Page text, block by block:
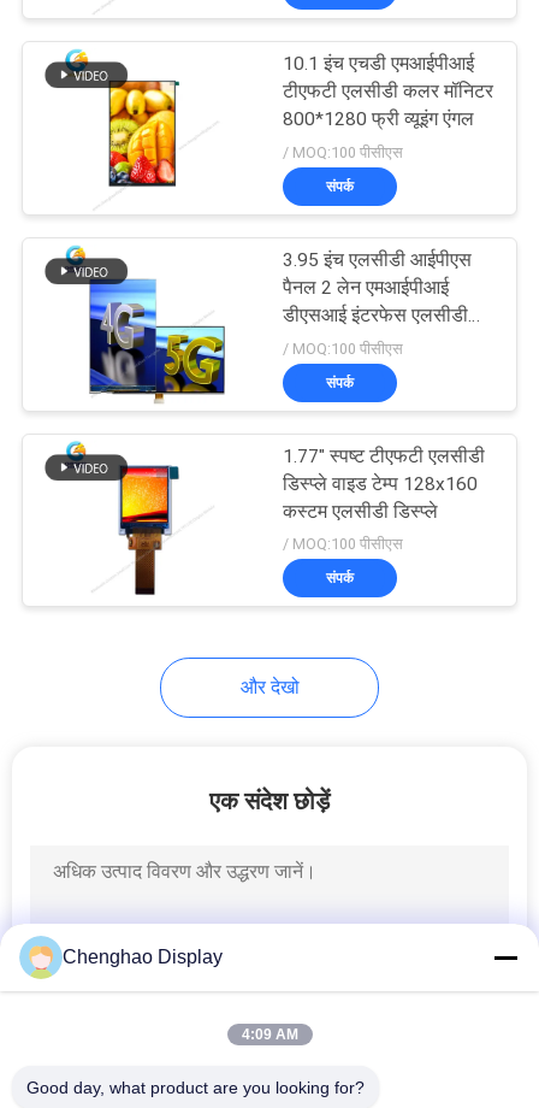
उच्च चमक वाला टीएफटी
डिस्प्ले
13
गोल एलसीडी डिस्प्ले
एचडी टीएफटी डिस्प्ले
औद्योगिक एलसीडी डिस्प्ले
10.1 इंच एचडी एमआईपीआई
टीएफटी एलसीडी कलर मॉनिटर
800*1280 फ्री व्यूइंग एंगल
/ MOQ:100 पीसीएस
संपर्क
3.95 इंच एलसीडी आईपीएस
पैनल 2 लेन एमआईपीआई
डीएसआई इंटरफेस एलसीडी
डिस्प्ले मॉड्यूल
/ MOQ:100 पीसीएस
संपर्क
1.77" स्पष्ट टीएफटी एलसीडी
डिस्प्ले वाइड टेम्प 128x160
कस्टम एलसीडी डिस्प्ले
/ MOQ:100 पीसीएस
संपर्क
और देखो
एक संदेश छोड़ें
Chenghao Display
4:09 AM
Good day, what product are you looking for?